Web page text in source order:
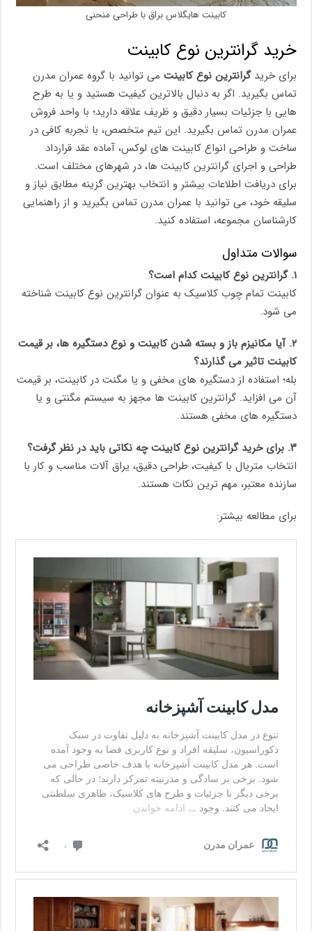
کابینت هایگلاس براق با طراحی منحنی
خرید گرانترین نوع کابینت
برای خریدگرانترین نوع کابینت می توانید با گروه عمران مدرن
تماس بگیرید. اگر به دنبال بالاترین کیفیت هستید و یا به طرح
هایی با جزئیات بسیار دقیق و ظریف علاقه دارید؛ با واحد فروش
عمران مدرن تماس بگیرید. این تیم متخصص، با تجربه کافی در
ساخت و طراحی انواع کابینت های لوکس، آماده عقد قرارداد
طراحی و اجرای گرانترین کابینت ها، در شهرهای مختلف است.
برای دریافت اطلاعات بیشتر و انتخاب بهترین گزینه مطابق نیاز و
سلیقه خود، می توانید با عمران مدرن تماس بگیرید و از راهنمایی
کارشناسان مجموعه، استفاده کنید.
سوالات متداول
۱. گرانترین نوع کابینت کدام است؟
کابینت تمام چوب کلاسیک به عنوان گرانترین نوع کابینت شناخته
می شود.
۲. آیا مکانیزم باز و بسته شدن کابینت و نوع دستگیره ها، بر قیمت
کابینت تاثیر می گذارند؟
بله؛ استفاده از دستگیره های مخفی و یا مگنت در کابینت، بر قیمت
آن می افزاید. گرانترین کابینت ها مجهز به سیستم مگنتی و یا
دستگیره های مخفی هستند.
۳. برای خرید گرانترین نوع کابینت چه نکاتی باید در نظر گرفت؟
انتخاب متریال با کیفیت، طراحی دقیق، یراق آلات مناسب و کار با
سازنده معتبر، مهم ترین نکات هستند.
برای مطالعه بیشتر: